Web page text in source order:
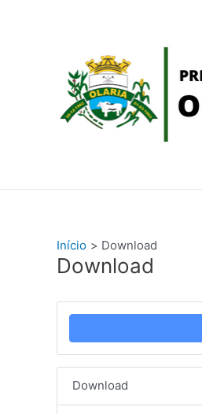
Início Download
Download
Download